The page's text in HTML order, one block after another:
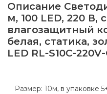
Описание
м, 100 LED, 220 В,
влагозащитный
белая, статика,
LED RL-S10C-
Размер: 10м, в упаковке